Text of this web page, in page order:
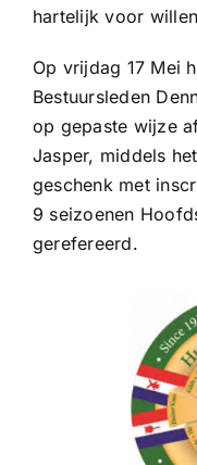
hartelijk voor
Op vrijdag 17 Mei
Bestuursleden
op gepaste wijze
Jasper, middels
geschenk met
9 seizoenen
gerefereerd.